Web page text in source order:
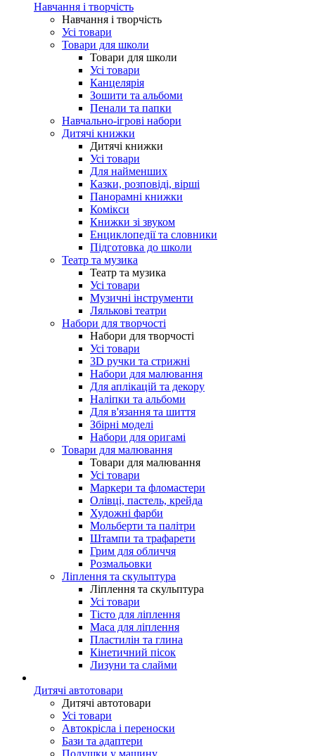
Навчання і творчість
Навчання і творчість
Усі товари
Товари для школи
Товари для школи
Усі товари
Канцелярія
Зошити та альбоми
Пенали та папки
Навчально-ігрові набори
Дитячі книжки
Дитячі книжки
Усі товари
Для найменших
Казки, розповіді, вірші
Панорамні книжки
Комікси
Книжки зі звуком
Енциклопедії та словники
Підготовка до школи
Театр та музика
Театр та музика
Усі товари
Музичні інструменти
Лялькові театри
Набори для творчості
Набори для творчості
Усі товари
3D ручки та стрижні
Набори для малювання
Для аплікацій та декору
Наліпки та альбоми
Для в'язання та шиття
Збірні моделі
Набори для оригамі
Товари для малювання
Товари для малювання
Усі товари
Маркери та фломастери
Олівці, пастель, крейда
Художні фарби
Мольберти та палітри
Штампи та трафарети
Грим для обличчя
Розмальовки
Ліплення та скульптура
Ліплення та скульптура
Усі товари
Тісто для ліплення
Маса для ліплення
Пластилін та глина
Кінетичний пісок
Лизуни та слайми
Дитячі автотовари
Дитячі автотовари
Усі товари
Автокрісла і переноски
Бази та адаптери
Подушки у машину